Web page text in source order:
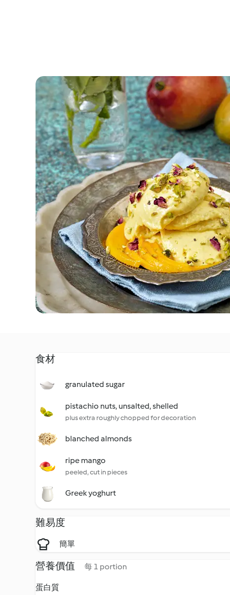
食材
granulated sugar
pistachio nuts, unsalted, shelled
plus extra roughly chopped for decoration
blanched almonds
ripe mango
peeled, cut in pieces
Greek yoghurt
難易度
簡單
營養價值 每 1 portion
蛋白質